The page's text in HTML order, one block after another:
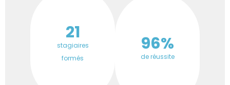
21
stagiaires
formés
96%
de réussite